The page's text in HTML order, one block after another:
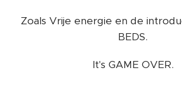
Zoals Vrije energie en de
BEDS.
It's GAME OVER.